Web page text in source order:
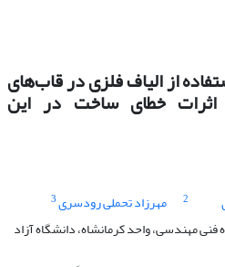
از الیاف فلزی در قاب‌های
خطای ساخت در این
2 مهرزاد تحملی رودسری3
مهندسی، واحد کرمانشاه، دانشگاه آزاد